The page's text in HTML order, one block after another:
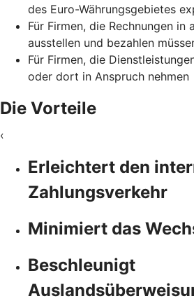
des Euro-Währungsgebietes
Für Firmen, die Rechnungen in
ausstellen und bezahlen
Für Firmen, die
oder dort in Anspruch nehmen
Die Vorteile
‹
Erleichtert den
Zahlungsverkehr
Minimiert das
Beschleunigt